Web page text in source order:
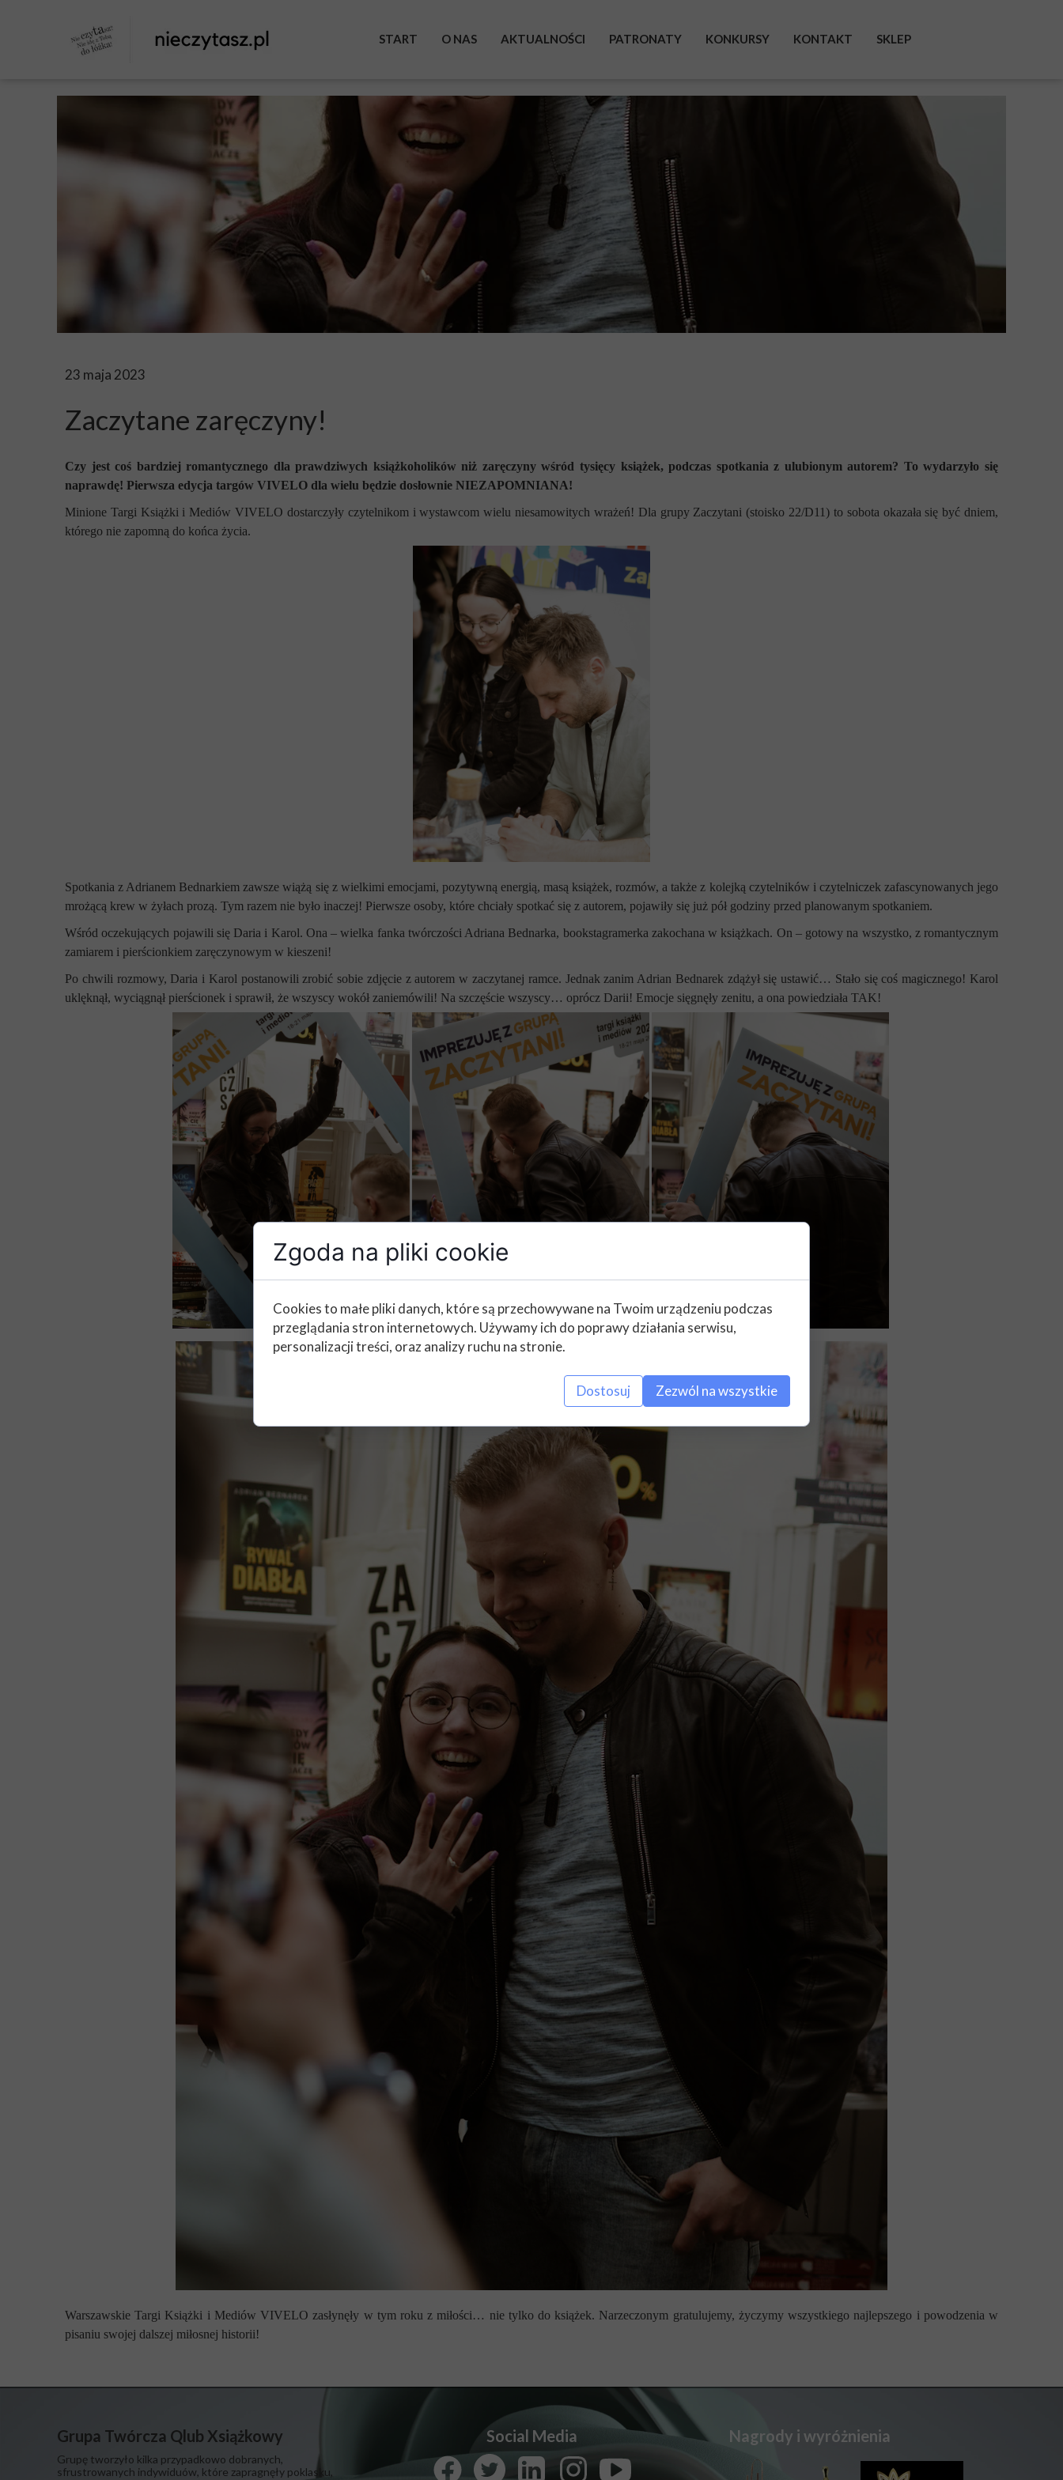
START O NAS AKTUALNOŚCI PATRONATY KONKURSY KONTAKT SKLEP
23 maja 2023
Zaczytane zaręczyny!
Czy jest coś bardziej romantycznego dla prawdziwych książkoholików niż zaręczyny wśród tysięcy książek, podczas spotkania z ulubionym autorem? To wydarzyło się
naprawdę! Pierwsza edycja targów VIVELO dla wielu będzie dosłownie NIEZAPOMNIANA!
Minione Targi Książki i Mediów VIVELO dostarczyły czytelnikom i wystawcom wielu niesamowitych wrażeń! Dla grupy Zaczytani (stoisko 22/D11) to sobota okazała się być dniem,
którego nie zapomną do końca życia.
Spotkania z Adrianem Bednarkiem zawsze wiążą się z wielkimi emocjami, pozytywną energią, masą książek, rozmów, a także z kolejką czytelników i czytelniczek zafascynowanych jego
mrożącą krew w żyłach prozą. Tym razem nie było inaczej! Pierwsze osoby, które chciały spotkać się z autorem, pojawiły się już pół godziny przed planowanym spotkaniem.
Wśród oczekujących pojawili się Daria i Karol. Ona – wielka fanka twórczości Adriana Bednarka, bookstagramerka zakochana w książkach. On – gotowy na wszystko, z romantycznym
zamiarem i pierścionkiem zaręczynowym w kieszeni!
Po chwili rozmowy, Daria i Karol postanowili zrobić sobie zdjęcie z autorem w zaczytanej ramce. Jednak zanim Adrian Bednarek zdążył się ustawić… Stało się coś magicznego! Karol
uklęknął, wyciągnął pierścionek i sprawił, że wszyscy wokół zaniemówili! Na szczęście wszyscy… oprócz Darii! Emocje sięgnęły zenitu, a ona powiedziała TAK!
Warszawskie Targi Książki i Mediów VIVELO zasłynęły w tym roku z miłości… nie tylko do książek. Narzeczonym gratulujemy, życzymy wszystkiego najlepszego i powodzenia w
pisaniu swojej dalszej miłosnej historii!
Grupa Twórcza Qlub Xsiążkowy
Grupę tworzyło kilka przypadkowo dobranych,
sfrustrowanych indywiduów, które zapragnęły poklasku,
Social Media Nagrody i wyróżnienia
Zgoda na pliki cookie
Cookies to małe pliki danych, które są przechowywane na Twoim urządzeniu podczas
przeglądania stron internetowych. Używamy ich do poprawy działania serwisu,
personalizacji treści, oraz analizy ruchu na stronie.
Dostosuj Zezwól na wszystkie